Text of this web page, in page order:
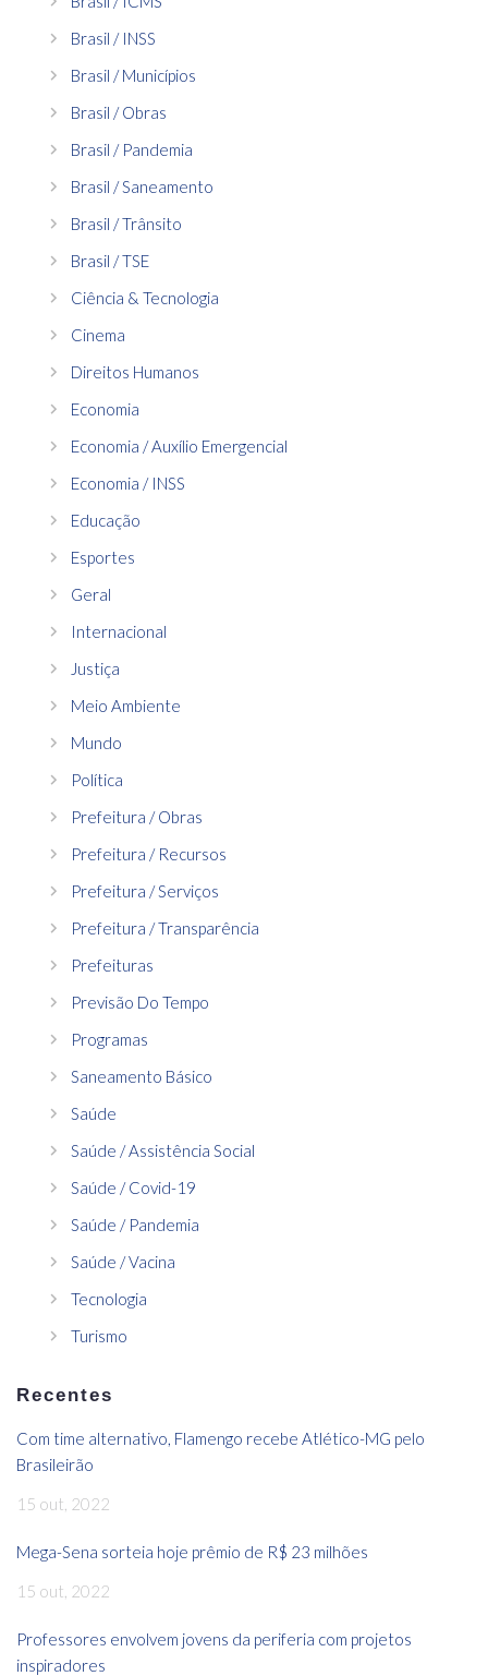
Brasil / INSS
Brasil / Municípios
Brasil / Obras
Brasil / Pandemia
Brasil / Saneamento
Brasil / Trânsito
Brasil / TSE
Ciência & Tecnologia
Cinema
Direitos Humanos
Economia
Economia / Auxílio Emergencial
Economia / INSS
Educação
Esportes
Geral
Internacional
Justiça
Meio Ambiente
Mundo
Política
Prefeitura / Obras
Prefeitura / Recursos
Prefeitura / Serviços
Prefeitura / Transparência
Prefeituras
Previsão Do Tempo
Programas
Saneamento Básico
Saúde
Saúde / Assistência Social
Saúde / Covid-19
Saúde / Pandemia
Saúde / Vacina
Tecnologia
Turismo
Recentes
Com time alternativo, Flamengo recebe Atlético-MG pelo
Brasileirão
15 out, 2022
Mega-Sena sorteia hoje prêmio de R$ 23 milhões
15 out, 2022
Professores envolvem jovens da periferia com projetos
inspiradores